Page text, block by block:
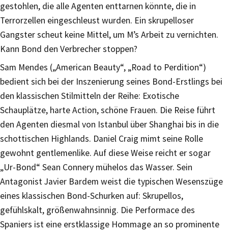
gestohlen, die alle Agenten enttarnen könnte, die in
Terrorzellen eingeschleust wurden. Ein skrupelloser
Gangster scheut keine Mittel, um M’s Arbeit zu vernichten.
Kann Bond den Verbrecher stoppen?
Sam Mendes („American Beauty“, „Road to Perdition“)
bedient sich bei der Inszenierung seines Bond-Erstlings bei
den klassischen Stilmitteln der Reihe: Exotische
Schauplätze, harte Action, schöne Frauen. Die Reise führt
den Agenten diesmal von Istanbul über Shanghai bis in die
schottischen Highlands. Daniel Craig mimt seine Rolle
gewohnt gentlemenlike. Auf diese Weise reicht er sogar
„Ur-Bond“ Sean Connery mühelos das Wasser. Sein
Antagonist Javier Bardem weist die typischen Wesenszüge
eines klassischen Bond-Schurken auf: Skrupellos,
gefühlskalt, größenwahnsinnig. Die Performace des
Spaniers ist eine erstklassige Hommage an so prominente